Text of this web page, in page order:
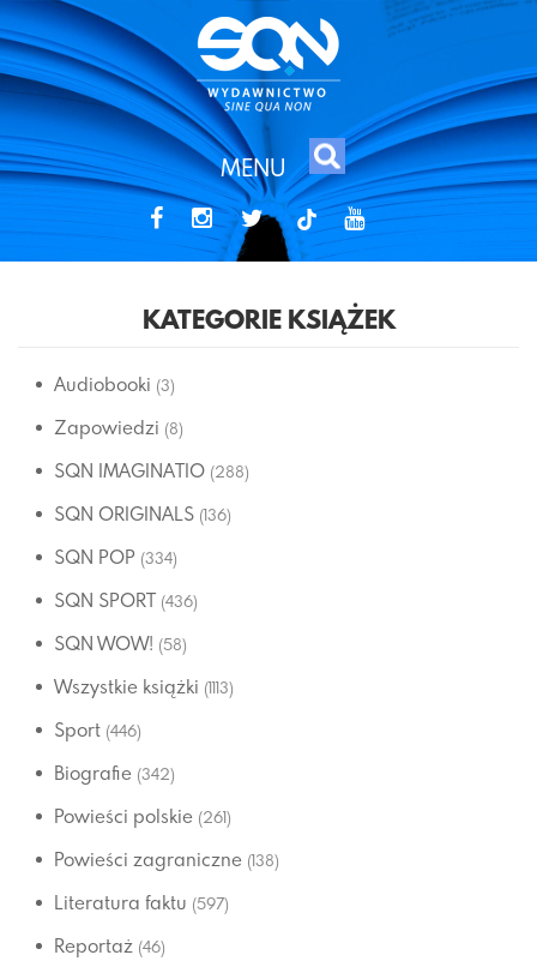
MENU
tiktok
KATEGORIE KSIĄŻEK
Audiobooki (3)
Zapowiedzi (8)
SQN IMAGINATIO (288)
SQN ORIGINALS (136)
SQN POP (334)
SQN SPORT (436)
SQN WOW! (58)
Wszystkie książki (1113)
Sport (446)
Biografie (342)
Powieści polskie (261)
Powieści zagraniczne (138)
Literatura faktu (597)
Reportaż (46)